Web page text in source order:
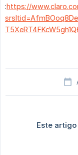
:https://
Este